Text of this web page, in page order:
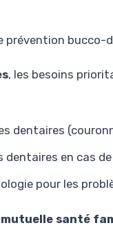
prévention bucco-
, les besoins
dentaires
dentaires en cas
pour les
mutuelle santé